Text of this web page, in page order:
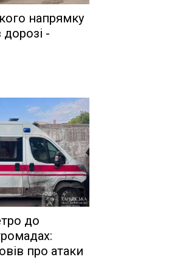
напрямку
-
до
про атаки